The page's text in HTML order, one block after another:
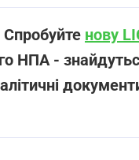
Спробуйте нову
НПА -